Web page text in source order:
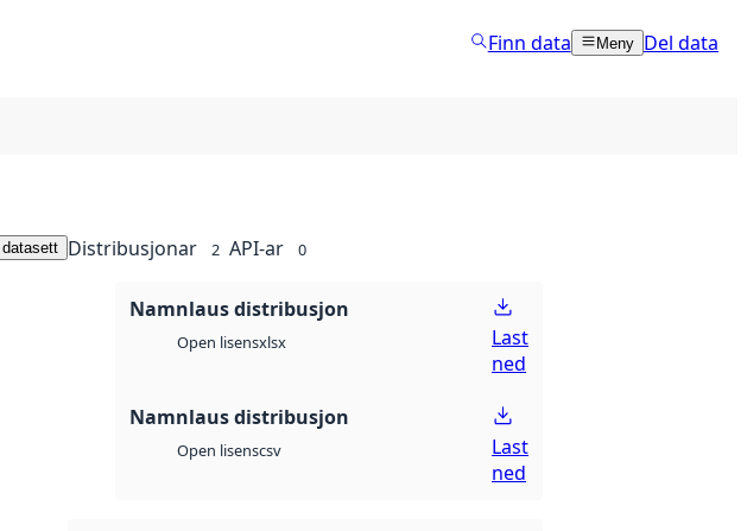
Finn data Meny Del data
datasett Distribusjonar 2 API-ar 0
Namnlaus distribusjon
Open lisensxlsx
Last
ned
Namnlaus distribusjon
Open lisenscsv
Last
ned